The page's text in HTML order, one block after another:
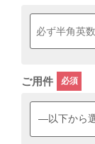
ご用件